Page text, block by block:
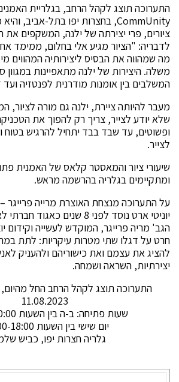
ציורים, פרי יצירתה של ילנה, המשקפים את
לדבריה: "הציור מגיע אלי בחלום, ממימד
מה שמהווה את הבסיס ליצירותיה המהווים
משלה. היצירות של ילנה מתאפיינות במגוון
המשלבים בין אומנות מודרנית לפנטזיה ועד
מעבר להיותה ציירת, ילנה גם מורה לציור,
שלא יודע לצייר, צריך רק להפוך את
ופשוטים, עד שבד בבד יתחיל להרגיש בטוח
לצייר.
שיעורי ציור והמאסטר קלאס של האמנית
ומתקיימים בגלריה בהרשמה מראש.
על התערוכה מנצחת האוצרת מרייה פרייגר –
יוניטי ארט נוסד לפני 8 שנים
הגב' מריה פרייגר, המוקדש לעשייה וקידום
חרט על דגלו שתי מטרות עיקריות: לתת במה
להציג את עצמם ואת כישוריהם ולהעניק
יצירתיות, השראה ושמחה.
11.08.2023
שעות פתיחה: ב-ה בין השעות 12:00-20:00,
יום שישי בין השעות 10:00-18:00.
גלריה חצרות יפו, כביש